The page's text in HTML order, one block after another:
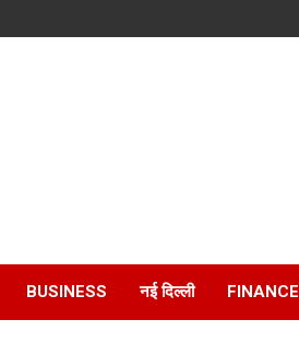
BUSINESS नई दिल्ली FINANCE